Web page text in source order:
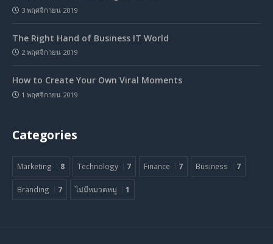
3 พฤศจิกายน 2019
The Right Hand of Business IT World
2 พฤศจิกายน 2019
How to Create Your Own Viral Moments
1 พฤศจิกายน 2019
Categories
Marketing 8 Technology 7 Finance 7 Business 7
Branding 7 ไม่มีหมวดหมู่ 1